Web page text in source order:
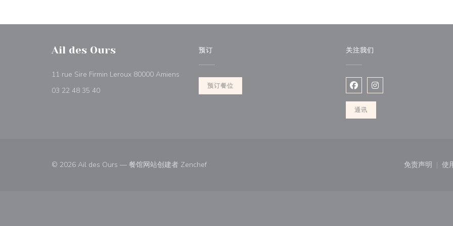
Ail des Ours
11 rue Sire Firmin Leroux 80000 Amiens
03 22 48 35 40
预订
预订餐位
关注我们
Facebook ((在新窗口中打开
Instagram ((在新窗口
通讯
© 2026 Ail des Ours — 餐馆网站创建者 Zenchef((在新窗口中打开)) 免责声明
((在新窗
使